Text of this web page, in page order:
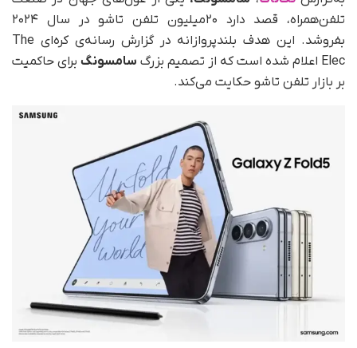
تلفن‌همراه، قصد دارد ۲۰میلیون تلفن تاشو در سال ۲۰۲۴
بفروشد. این هدف بلندپروازانه در گزارش رسانه‌ی کره‌ای The
Elec اعلام شده است که از تصمیم بزرگ
سامسونگ برای حاکمیت
بر بازار تلفن‌ تاشو حکایت می‌کند.